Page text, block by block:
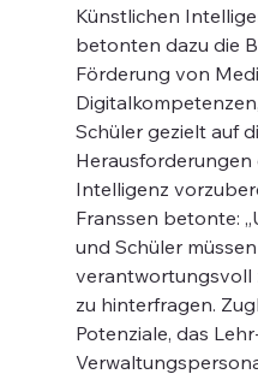
Künstlichen
betonten dazu die
Förderung von
Schüler gezielt auf
Herausforderungen
Intelligenz
Franssen betonte:
und Schüler
verantwortungsvoll
zu hinterfragen.
Potenziale, das